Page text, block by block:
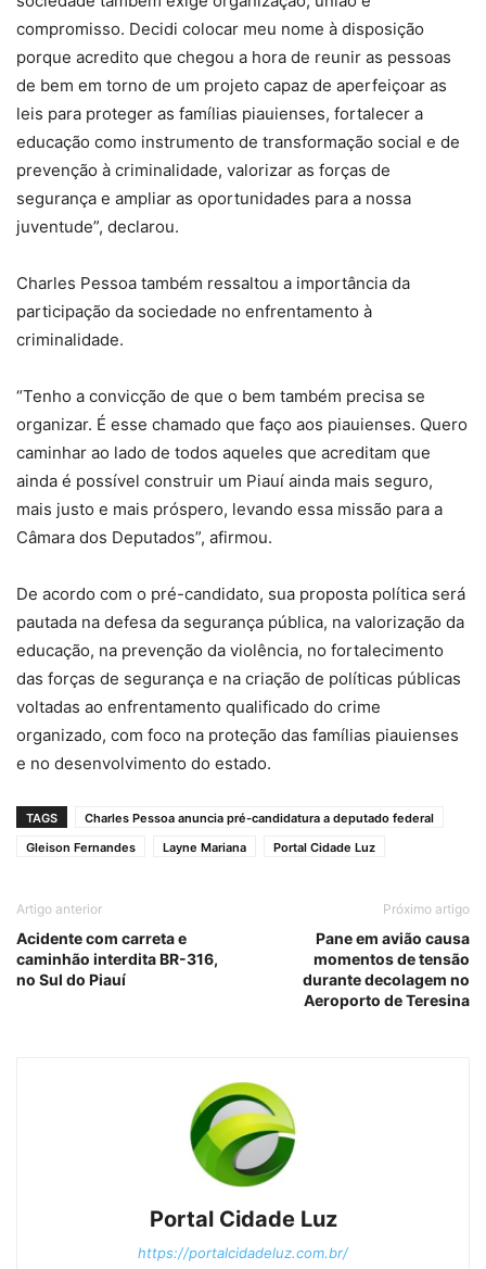
compromisso. Decidi colocar meu nome à disposição
porque acredito que chegou a hora de reunir as pessoas
de bem em torno de um projeto capaz de aperfeiçoar as
leis para proteger as famílias piauienses, fortalecer a
educação como instrumento de transformação social e de
prevenção à criminalidade, valorizar as forças de
segurança e ampliar as oportunidades para a nossa
juventude”, declarou.
Charles Pessoa também ressaltou a importância da
participação da sociedade no enfrentamento à
criminalidade.
“Tenho a convicção de que o bem também precisa se
organizar. É esse chamado que faço aos piauienses. Quero
caminhar ao lado de todos aqueles que acreditam que
ainda é possível construir um Piauí ainda mais seguro,
mais justo e mais próspero, levando essa missão para a
Câmara dos Deputados”, afirmou.
De acordo com o pré-candidato, sua proposta política será
pautada na defesa da segurança pública, na valorização da
educação, na prevenção da violência, no fortalecimento
das forças de segurança e na criação de políticas públicas
voltadas ao enfrentamento qualificado do crime
organizado, com foco na proteção das famílias piauienses
e no desenvolvimento do estado.
TAGS
Charles Pessoa anuncia pré-candidatura a deputado federal
Gleison Fernandes
Layne Mariana Portal Cidade Luz
Artigo anterior
Acidente com carreta e
caminhão interdita BR-316,
no Sul do Piauí
Próximo artigo
Pane em avião causa
momentos de tensão
durante decolagem no
Aeroporto de Teresina
Portal Cidade Luz
https://portalcidadeluz.com.br/